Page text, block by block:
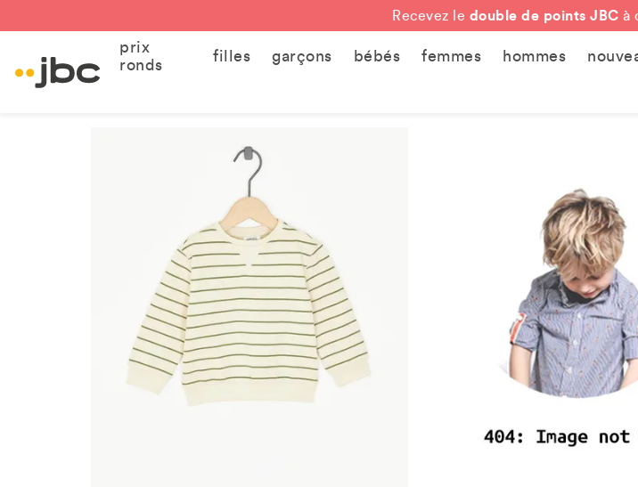
Recevez le double de points JBC à
prix
ronds
filles garçons bébés femmes hommes